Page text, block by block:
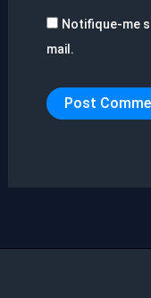
Notifique-me
mail.